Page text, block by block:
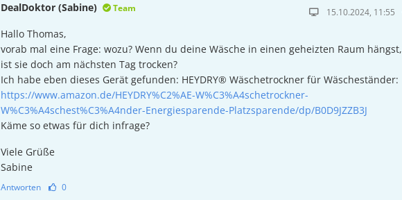
DealDoktor (Sabine) Team 15.10.2024, 11:55
Hallo Thomas,
vorab mal eine Frage: wozu? Wenn du deine Wäsche in einen geheizten Raum hängst,
ist sie doch am nächsten Tag trocken?
Ich habe eben dieses Gerät gefunden: HEYDRY® Wäschetrockner für Wäscheständer:
https://www.amazon.de/HEYDRY%C2%AE-W%C3%A4schetrockner-
W%C3%A4schest%C3%A4nder-Energiesparende-Platzsparende/dp/B0D9JZZB3J
Käme so etwas für dich infrage?
Viele Grüße
Sabine
Antworten 0